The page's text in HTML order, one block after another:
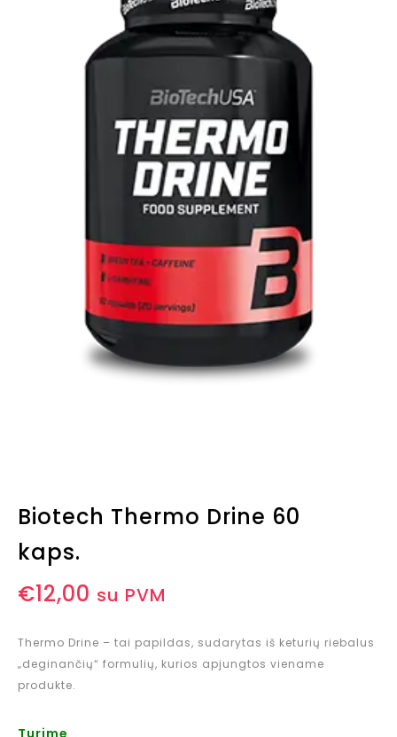
Biotech Thermo Drine 60
kaps.
€12,00 su PVM
Thermo Drine – tai papildas, sudarytas iš keturių riebalus
„deginančių“ formulių, kurios apjungtos viename
produkte.
Turime